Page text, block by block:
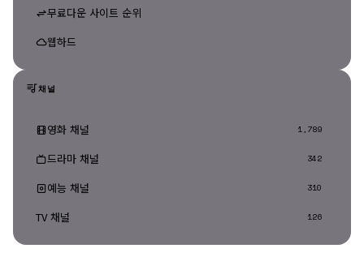
무료다운 사이트 순위
웹하드
채널
영화 채널 1,789
드라마 채널 342
예능 채널 310
TV 채널 126